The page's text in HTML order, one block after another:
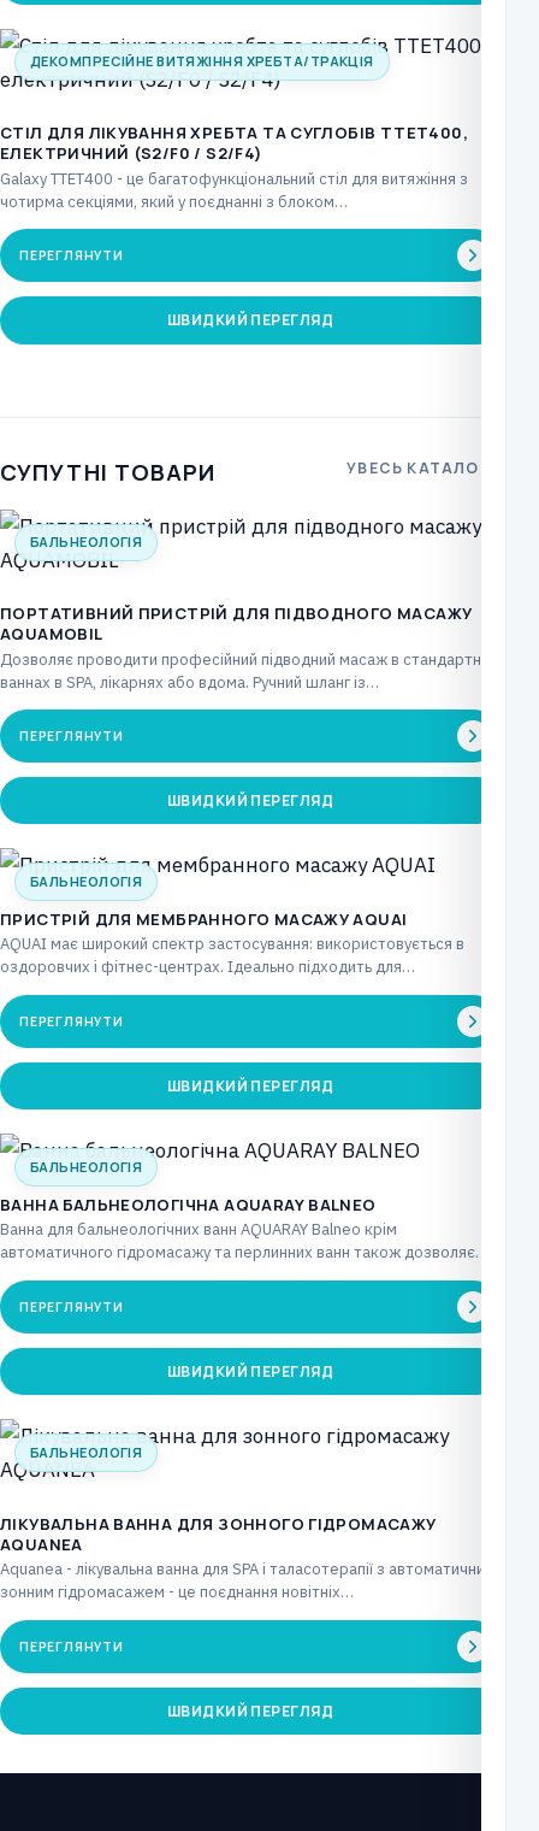
ДЕКОМПРЕСІЙНЕ ВИТЯЖІННЯ ХРЕБТА/ТРАКЦІЯ
CТІЛ ДЛЯ ЛІКУВАННЯ ХРЕБТА ТА СУГЛОБІВ TTET400,
ЕЛЕКТРИЧНИЙ (S2/F0 / S2/F4)
Galaxy TTET400 - це багатофункціональний стіл для витяжіння з
чотирма секціями, який у поєднанні з блоком…
ПЕРЕГЛЯНУТИ
ШВИДКИЙ ПЕРЕГЛЯД
СУПУТНІ ТОВАРИ УВЕСЬ КАТАЛОГ
БАЛЬНЕОЛОГІЯ
ПОРТАТИВНИЙ ПРИСТРІЙ ДЛЯ ПІДВОДНОГО МАСАЖУ
AQUAMOBIL
Дозволяє проводити професійний підводний масаж в стандартних
ваннах в SPA, лікарнях або вдома. Ручний шланг із…
ПЕРЕГЛЯНУТИ
ШВИДКИЙ ПЕРЕГЛЯД
БАЛЬНЕОЛОГІЯ
ПРИСТРІЙ ДЛЯ МЕМБРАННОГО МАСАЖУ AQUAI
AQUAI має широкий спектр застосування: використовується в
оздоровчих і фітнес-центрах. Ідеально підходить для
реабілітаційних центрів. Також…
ПЕРЕГЛЯНУТИ
ШВИДКИЙ ПЕРЕГЛЯД
БАЛЬНЕОЛОГІЯ
ВАННА БАЛЬНЕОЛОГІЧНА AQUARAY BALNEO
Ванна для бальнеологічних ванн AQUARAY Balneo крім
автоматичного гідромасажу та перлинних ванн також дозволяє
приймати сольові…
ПЕРЕГЛЯНУТИ
ШВИДКИЙ ПЕРЕГЛЯД
БАЛЬНЕОЛОГІЯ
ЛІКУВАЛЬНА ВАННА ДЛЯ ЗОННОГО ГІДРОМАСАЖУ
AQUANEA
Aquanea - лікувальна ванна для SPA і таласотерапії з автоматичним
зонним гідромасажем - це поєднання новітніх…
ПЕРЕГЛЯНУТИ
ШВИДКИЙ ПЕРЕГЛЯД